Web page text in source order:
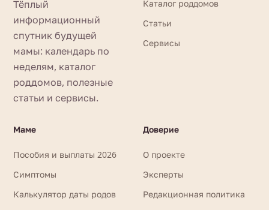
Тёплый
информационный
спутник будущей
мамы: календарь по
неделям, каталог
роддомов, полезные
статьи и сервисы.
Каталог роддомов
Статьи
Сервисы
Маме
Пособия и выплаты 2026
Симптомы
Калькулятор даты родов
Доверие
О проекте
Эксперты
Редакционная политика